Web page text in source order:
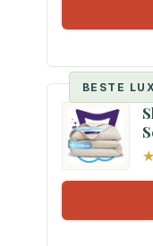
BESTE